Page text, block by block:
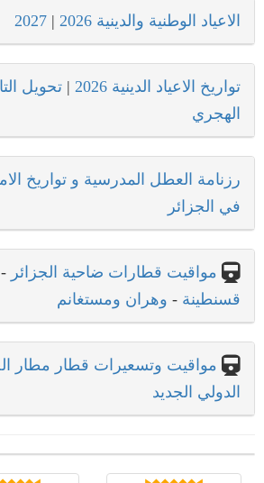
الاعياد الوطنية والدينية 2026 |
2027
تواريخ الاعياد الدينية 2026 | تحويل
الهجري
رزنامة العطل المدرسية و تواريخ
في الجزائر
مواقيت قطارات ضاحية الجزائر -
قسنطينة - وهران ومستغانم
مواقيت وتسعيرات قطار مطار
الدولي الجديد